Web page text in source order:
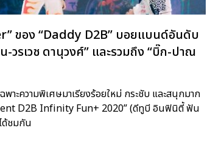
ของ “Daddy D2B” บอยแบนด์อันดับ
รเวช ดานุวงศ์” และรวมถึง “บิ๊ก-ปาณ
าะความพิเศษมาเรียงร้อยใหม่ กระชับ และสนุกมาก
D2B Infinity Fun+ 2020” (ดีทูบี อินฟินิตี้ ฟัน
ด้ชมกัน